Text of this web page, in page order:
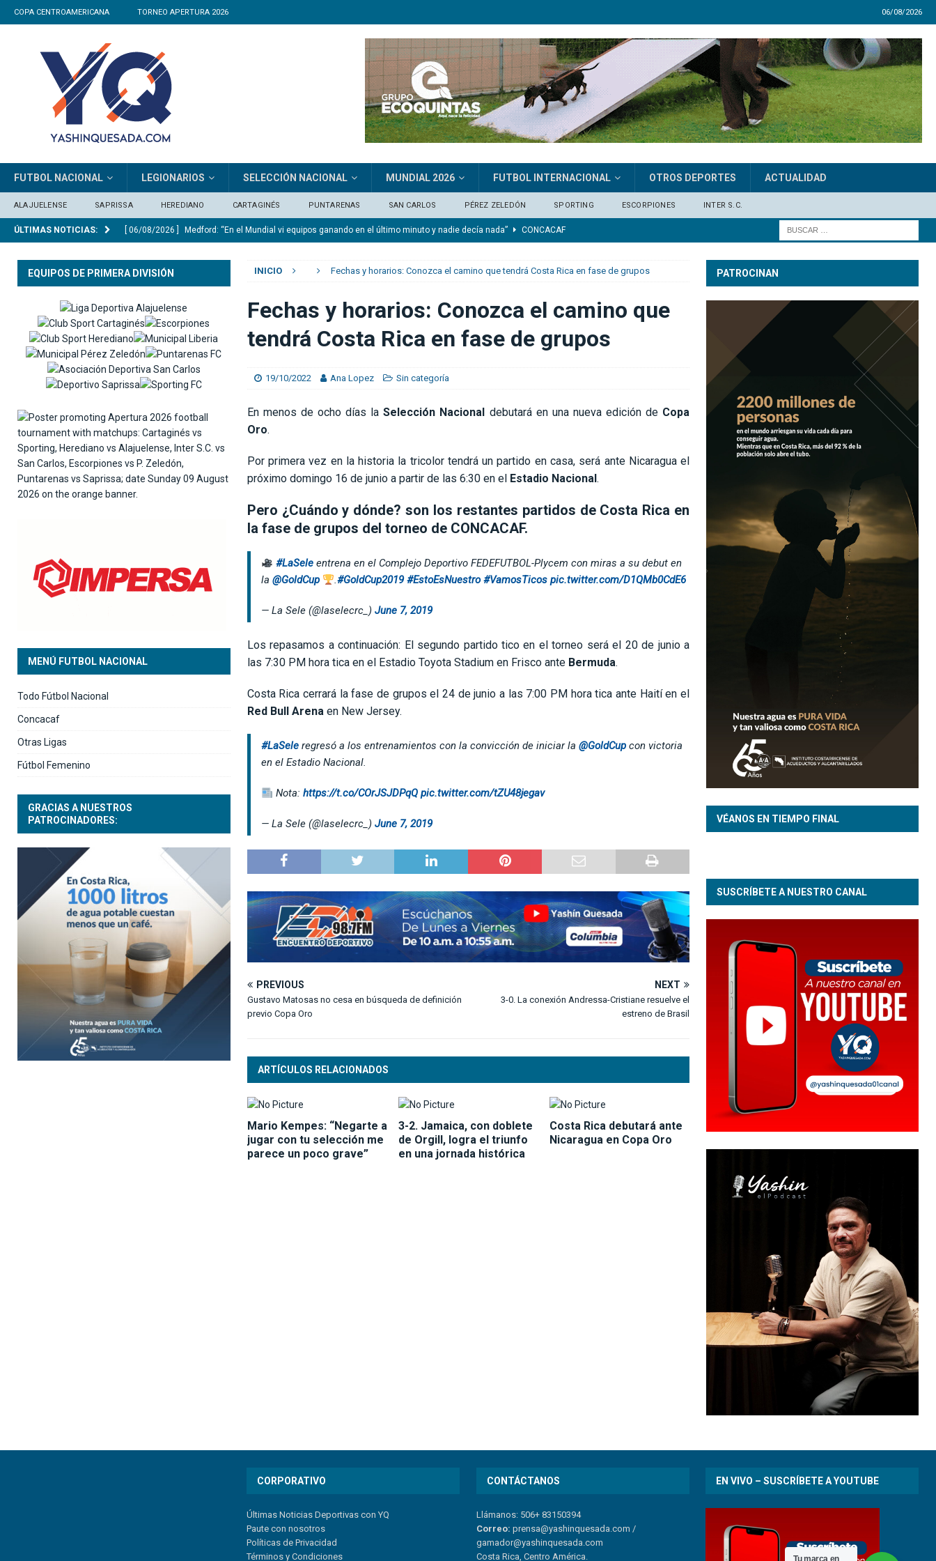
COPA CENTROAMERICANA TORNEO APERTURA 2026 06/08/2026
FUTBOL NACIONAL LEGIONARIOS SELECCIÓN NACIONAL MUNDIAL 2026 FUTBOL INTERNACIONAL OTROS DEPORTES ACTUALIDAD
ALAJUELENSE SAPRISSA HEREDIANO CARTAGINÉS PUNTARENAS SAN CARLOS PÉREZ ZELEDÓN SPORTING ESCORPIONES INTER S.C.
ÚLTIMAS NOTICIAS: [ 06/08/2026 ] Medford: “En el Mundial vi equipos ganando en el último minuto y nadie decía nada” CONCACAF
[ 06/08/2026 ] Osael Maroto sobre la ausencia de Costa Rica en el Mundial: “Seguirá doliendo un buen rato más”
[ 06/08/2026 ] José Giacone: «El panorama queda comprometido»
[ 06/08/2026 ] El Real Madrid anuncia el fichaje del extremo marfileño Yan Diomandé FÚTBOL INTERNACIONAL
INICIO Fechas y horarios: Conozca el camino que tendrá Costa Rica en fase de grupos
Fechas y horarios: Conozca el camino que
tendrá Costa Rica en fase de grupos
19/10/2022 Ana Lopez Sin categoría
En menos de ocho días laSelección Nacional debutará en una nueva edición de Copa
Oro.
Por primera vez en la historia la tricolor tendrá un partido en casa, será ante Nicaragua el
próximo domingo 16 de junio a partir de las 6:30 en el Estadio Nacional.
Pero ¿Cuándo y dónde? son los restantes partidos de Costa Rica en
la fase de grupos del torneo de CONCACAF.
#LaSeleentrena en el Complejo Deportivo FEDEFUTBOL-Plycem con miras a su debut en
la @GoldCup .#GoldCup2019 #EstoEsNuestro #VamosTicos pic.twitter.com/D1QMb0CdE6
— La Sele (@laselecrc_) June 7, 2019
Los repasamos a continuación: El segundo partido tico en el torneo será el 20 de junio a
las 7:30 PM hora tica en el Estadio Toyota Stadium en Frisco ante Bermuda.
Costa Rica cerrará la fase de grupos el 24 de junio a las 7:00 PM hora tica ante Haití en el
Red Bull Arenaen New Jersey.
#LaSeleregresó a los entrenamientos con la convicción de iniciar la @GoldCupcon victoria
en el Estadio Nacional.
Nota: https://t.co/COrJSJDPqQ pic.twitter.com/tZU48jegav
— La Sele (@laselecrc_) June 7, 2019
PREVIOUS
Gustavo Matosas no cesa en búsqueda de definición
previo Copa Oro
NEXT
3-0. La conexión Andressa-Cristiane resuelve el
estreno de Brasil
ARTÍCULOS RELACIONADOS
Mario Kempes: “Negarte a
jugar con tu selección me
parece un poco grave”
3-2. Jamaica, con doblete
de Orgill, logra el triunfo
en una jornada histórica
Costa Rica debutará ante
Nicaragua en Copa Oro
EQUIPOS DE PRIMERA DIVISIÓN
MENÚ FUTBOL NACIONAL
Todo Fútbol Nacional
Concacaf
Otras Ligas
Fútbol Femenino
GRACIAS A NUESTROS
PATROCINADORES:
PATROCINAN
VÉANOS EN TIEMPO FINAL
SUSCRÍBETE A NUESTRO CANAL
CORPORATIVO
Últimas Noticias Deportivas con YQ
Paute con nosotros
Políticas de Privacidad
Términos y Condiciones
CONTÁCTANOS
Llámanos: 506+ 83150394
Correo: prensa@yashinquesada.com /
gamador@yashinquesada.com
Costa Rica, Centro América.
EN VIVO – SUSCRÍBETE A YOUTUBE
Tu marca en